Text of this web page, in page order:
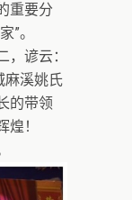
重要分
”。
谚云：
麻溪姚氏
的带领
！